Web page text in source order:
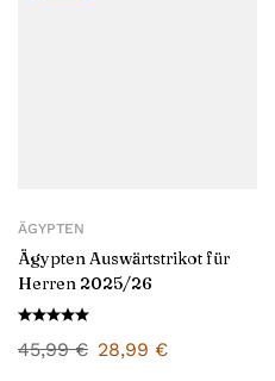
ÄGYPTEN
Ägypten Auswärtstrikot für
Herren 2025/26
45,99€ 28,99 €